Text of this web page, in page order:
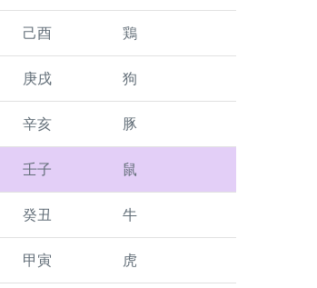
己酉 鶏
庚戌 狗
辛亥 豚
壬子 鼠
癸丑 牛
甲寅 虎